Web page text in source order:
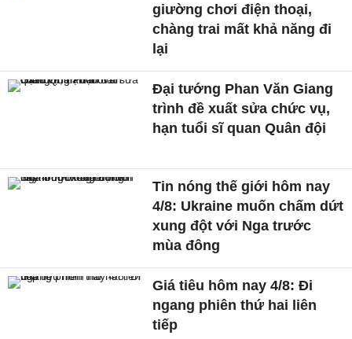
giường chơi điện thoại,
chàng trai mất khả năng đi
lại
Đại tướng Phan Văn Giang
trình đề xuất sửa chức vụ,
hạn tuổi sĩ quan Quân đội
Tin nóng thế giới hôm nay
4/8: Ukraine muốn chấm dứt
xung đột với Nga trước
mùa đông
Giá tiêu hôm nay 4/8: Đi
ngang phiên thứ hai liên
tiếp